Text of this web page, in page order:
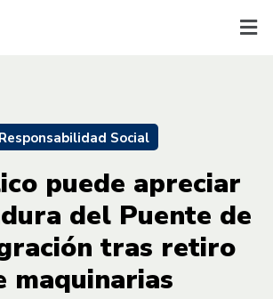
Responsabilidad Social
puede apreciar
del Puente de
tras retiro
maquinarias